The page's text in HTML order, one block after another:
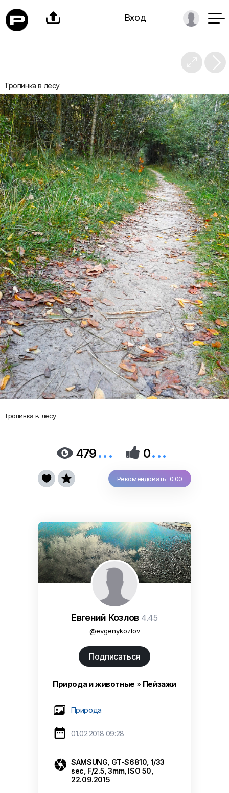
 Вход

Тропинка в лесу
Тропинка в лесу
 479...  0...
Рекомендовать 0.00
 
Евгений Козлов 4.45
@evgenykozlov
Подписаться
Природа и животные » Пейзажи
Природа
 01.02.2018 09:28
 SAMSUNG, GT-S6810, 1/33
sec, F/2.5, 3mm, ISO 50,
22.09.2015